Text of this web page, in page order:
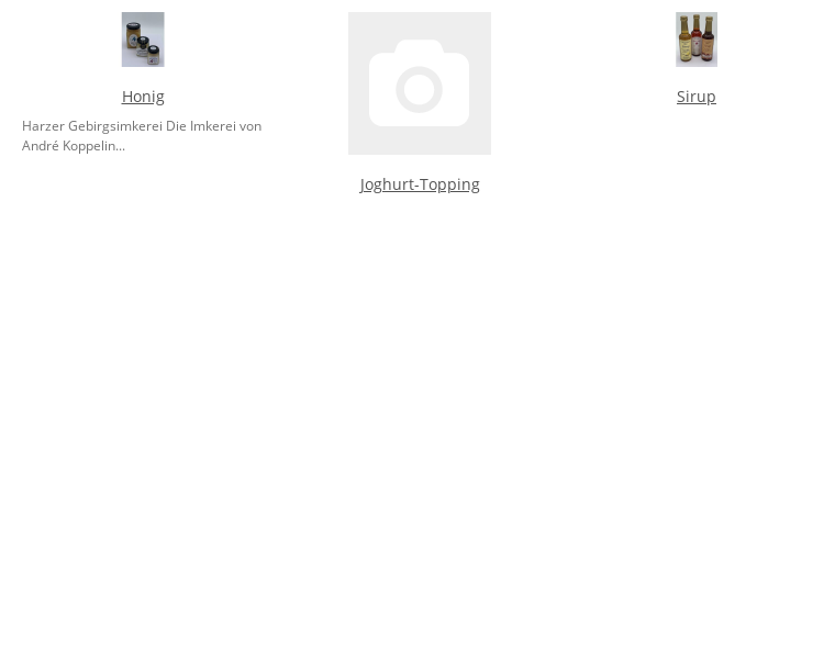
Honig
Harzer Gebirgsimkerei Die Imkerei von
André Koppelin...
Joghurt-Topping
Sirup